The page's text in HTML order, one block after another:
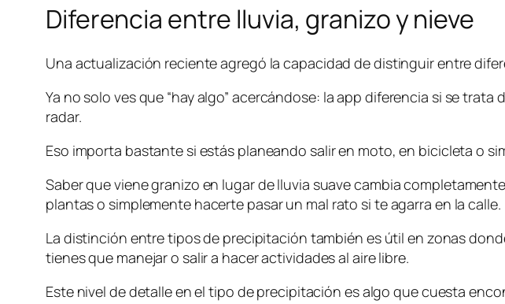
Diferencia entre lluvia, granizo y nieve
Una actualización reciente agregó la capacidad de distinguir entre
Ya no solo ves que “hay algo” acercándose: la app diferencia si se
radar.
Eso importa bastante si estás planeando salir en moto, en bicicleta o
Saber que viene granizo en lugar de lluvia suave cambia
plantas o simplemente hacerte pasar un mal rato si te agarra en la calle.
La distinción entre tipos de precipitación también es útil en zonas
tienes que manejar o salir a hacer actividades al aire libre.
Este nivel de detalle en el tipo de precipitación es algo que cuesta